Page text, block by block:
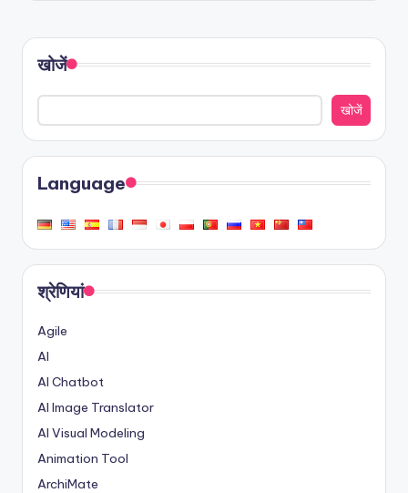
खोजें
खोजें
Language
श्रेणियां
Agile
AI
AI Chatbot
AI Image Translator
AI Visual Modeling
Animation Tool
ArchiMate